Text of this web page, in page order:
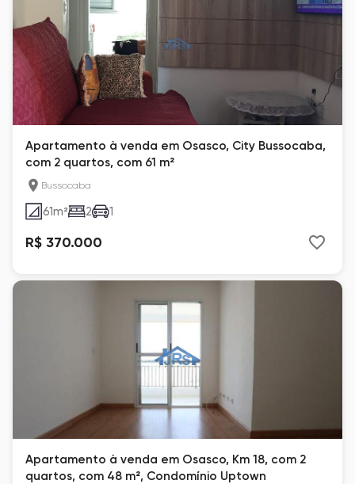
Apartamento à venda em Osasco, City Bussocaba,
com 2 quartos, com 61 m²
Bussocaba
61m² 2 1
R$ 370.000
Apartamento à venda em Osasco, Km 18, com 2
quartos, com 48 m², Condomínio Uptown